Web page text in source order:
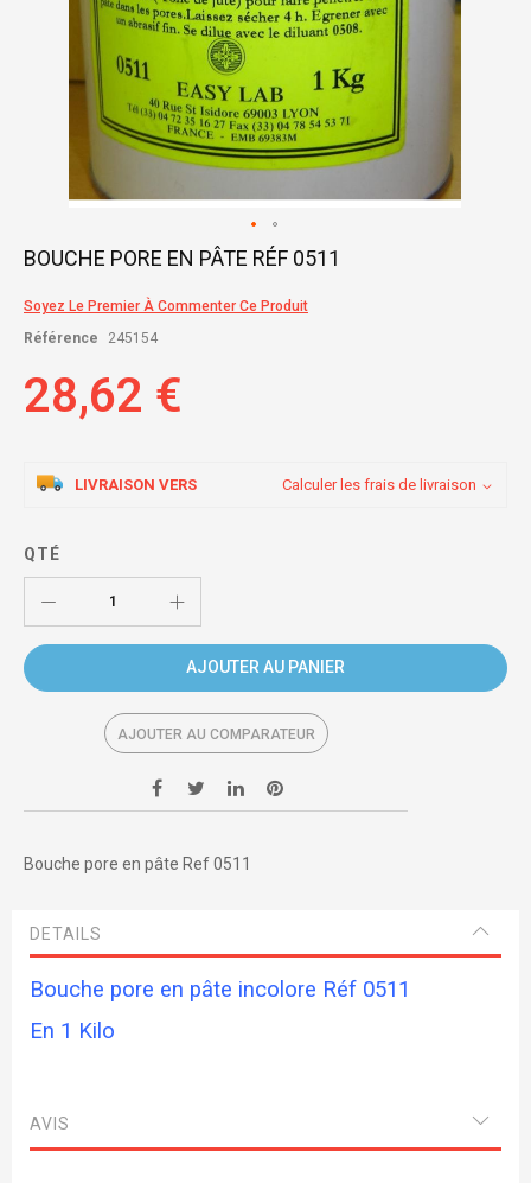
Skip
beginning
of
gallery
BOUCHE PORE EN PÂTE RÉF 0511
Soyez Le Premier À Commenter Ce Produit
Référence
245154
28,62 €
LIVRAISON VERS Calculer les frais de livraison
QTÉ
AJOUTER AU PANIER
AJOUTER AU COMPARATEUR
Bouche pore en pâte Ref 0511
DETAILS
Bouche pore en pâte incolore Réf 0511
En 1 Kilo
AVIS